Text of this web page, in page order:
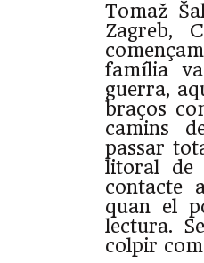
Tomaž
Zagreb,
família
guerra,
braços
camins
passar
litoral de
contacte
quan el
lectura.
colpir